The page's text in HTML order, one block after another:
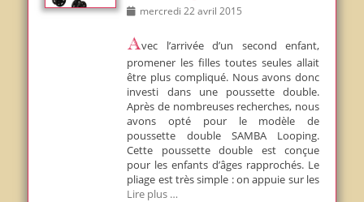
Postedmercredi 22 avril 2015
Avec l’arrivée d’un second enfant,
promener les filles toutes seules allait
être plus compliqué. Nous avons donc
investi dans une poussette double.
Après de nombreuses recherches, nous
avons opté pour le modèle de
poussette double SAMBA Looping.
Cette poussette double est conçue
pour les enfants d’âges rapprochés. Le
pliage est très simple : on appuie sur les
Lire plus …